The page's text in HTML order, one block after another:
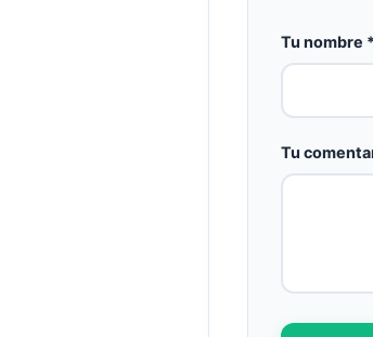
Tu nombre *
Tu